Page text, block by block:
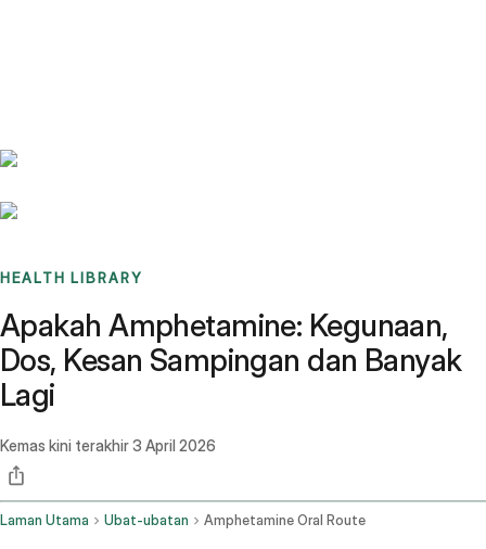
HEALTH LIBRARY
Apakah Amphetamine: Kegunaan,
Dos, Kesan Sampingan dan Banyak
Lagi
Kemas kini terakhir3 April 2026
Laman Utama Ubat-ubatan Amphetamine Oral Route